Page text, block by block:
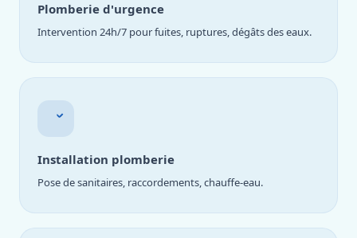
Plomberie d'urgence
Intervention 24h/7 pour fuites, ruptures, dégâts des eaux.
Installation plomberie
Pose de sanitaires, raccordements, chauffe-eau.